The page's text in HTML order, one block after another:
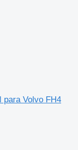
para Volvo FH4